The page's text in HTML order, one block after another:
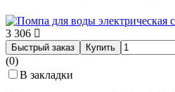
3 306
Быстрый заказ Купить
(0)
В закладки